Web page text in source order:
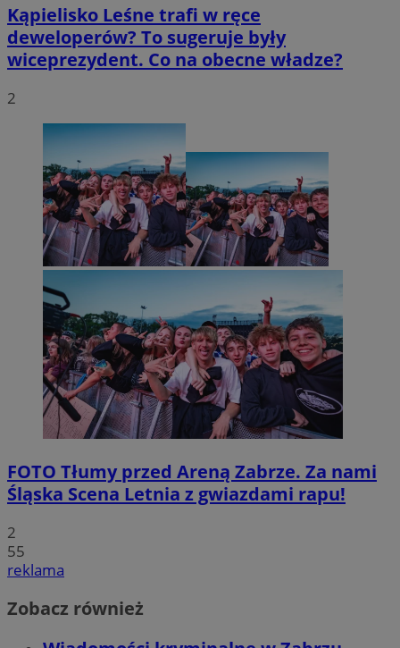
Kąpielisko Leśne trafi w ręce
deweloperów? To sugeruje były
wiceprezydent. Co na obecne władze?
2
FOTO Tłumy przed Areną Zabrze. Za nami
Śląska Scena Letnia z gwiazdami rapu!
2
55
reklama
Zobacz również